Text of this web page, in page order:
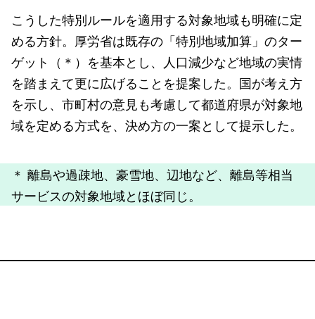
こうした特別ルールを適用する対象地域も明確に定
める方針。厚労省は既存の「特別地域加算」のター
ゲット（＊）を基本とし、人口減少など地域の実情
を踏まえて更に広げることを提案した。国が考え方
を示し、市町村の意見も考慮して都道府県が対象地
域を定める方式を、決め方の一案として提示した。
＊ 離島や過疎地、豪雪地、辺地など、離島等相当
サービスの対象地域とほぼ同じ。